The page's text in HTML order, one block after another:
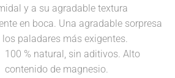
y a su agradable textura
en boca. Una agradable sorpresa
los paladares más exigentes.
100 % natural, sin aditivos. Alto
contenido de magnesio.